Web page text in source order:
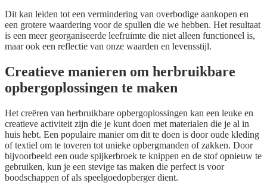
Dit kan leiden tot een vermindering van overbodige aankopen en
een grotere waardering voor de spullen die we hebben. Het resultaat
is een meer georganiseerde leefruimte die niet alleen functioneel is,
maar ook een reflectie van onze waarden en levensstijl.
Creatieve manieren om herbruikbare
opbergoplossingen te maken
Het creëren van herbruikbare opbergoplossingen kan een leuke en
creatieve activiteit zijn die je kunt doen met materialen die je al in
huis hebt. Een populaire manier om dit te doen is door oude kleding
of textiel om te toveren tot unieke opbergmanden of zakken. Door
bijvoorbeeld een oude spijkerbroek te knippen en de stof opnieuw te
gebruiken, kun je een stevige tas maken die perfect is voor
boodschappen of als speelgoedopberger dient.